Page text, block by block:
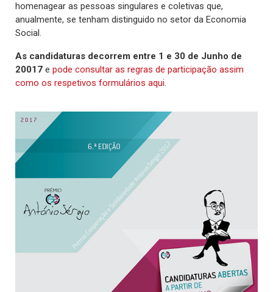
homenagear as pessoas singulares e coletivas que,
anualmente, se tenham distinguido no setor da Economia
Social.
As candidaturas decorrem entre 1 e 30 de Junho de
20017 e pode consultar as regras de participação assim
como os respetivos formulários aqui.